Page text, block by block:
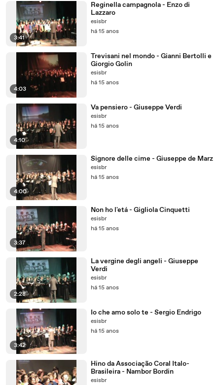
3:41
Reginella campagnola - Enzo di
Lazzaro
esisbr
há 15 anos
4:03
Trevisani nel mondo - Gianni Bertolli e
Giorgio Golin
esisbr
há 15 anos
4:10
Va pensiero - Giuseppe Verdi
esisbr
há 15 anos
4:00
Signore delle cime - Giuseppe de Marz
esisbr
há 15 anos
3:37
Non ho l'etá - Gigliola Cinquetti
esisbr
há 15 anos
2:28
La vergine degli angeli - Giuseppe
Verdi
esisbr
há 15 anos
3:42
Io che amo solo te - Sergio Endrigo
esisbr
há 15 anos
Hino da Associação Coral Italo-
Brasileira - Nambor Bordin
esisbr